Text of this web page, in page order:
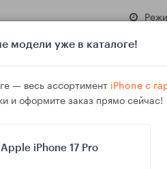
изменится именно для учёбы
модели уже в каталоге!
— весь ассортимент iPhone с
и оформите заказ прямо сейчас!
Apple iPhone 17 Pro